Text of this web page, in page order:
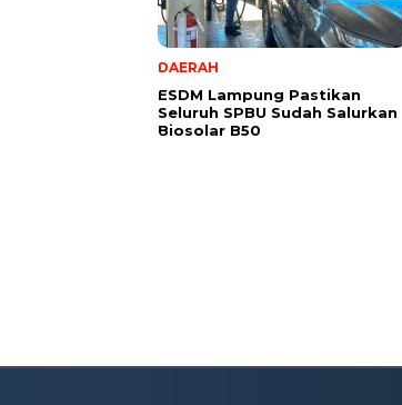
DAERAH
ESDM Lampung Pastikan
Seluruh SPBU Sudah Salurkan
Biosolar B50